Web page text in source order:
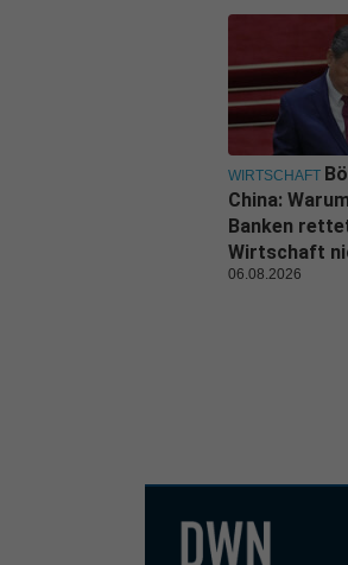
WIRTSCHAFT
China:
Banken
Wirtschaft
06.08.2026